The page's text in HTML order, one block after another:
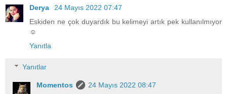
Derya
24 Mayıs 2022 07:47
Eskiden ne çok duyardık bu kelimeyi artık pek kullanılmıyor
☺️
Yanıtla
Yanıtlar
Momentos
24 Mayıs 2022 08:47